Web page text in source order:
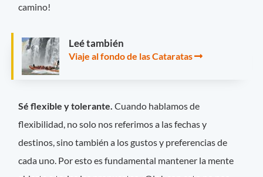
camino!
Leé también
Viaje al fondo de las Cataratas
Sé flexible y tolerante. Cuando hablamos de
flexibilidad, no solo nos referimos a las fechas y
destinos, sino también a los gustos y preferencias de
cada uno. Por esto es fundamental mantener la mente